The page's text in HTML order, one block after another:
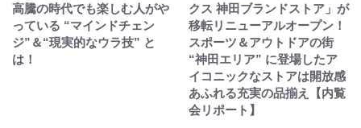
高騰の時代でも楽しむ人がや
っている “マインドチェン
ジ”＆“現実的なウラ技” と
は！
クス 神田ブランドストア」が
移転リニューアルオープン！
スポーツ＆アウトドアの街
“神田エリア” に登場したア
イコニックなストアは開放感
あふれる充実の品揃え【内覧
会リポート】